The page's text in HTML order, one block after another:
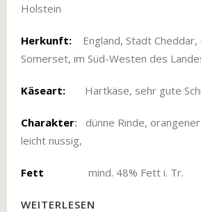
Holstein
Herkunft: England, Stadt Cheddar,
Somerset, im Süd-Westen des
Käseart: Hartkäse, sehr gute
Charakter: dünne Rinde,
leicht nussig,
Fett mind. 48% Fett i. Tr.
WEITERLESEN